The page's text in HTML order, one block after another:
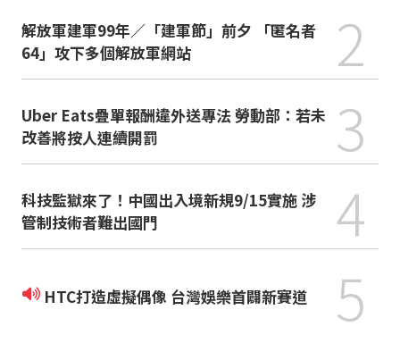
解放軍建軍99年／「建軍節」前夕 「匿名者
64」攻下多個解放軍網站
2
Uber Eats疊單報酬違外送專法 勞動部：若未
改善將按人連續開罰
3
科技監獄來了！中國出入境新規9/15實施 涉
管制技術者難出國門
4
HTC打造虛擬偶像 台灣娛樂首闢新賽道 5